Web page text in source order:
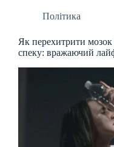
Політика
Як перехитрити мозок
спеку: вражаючий